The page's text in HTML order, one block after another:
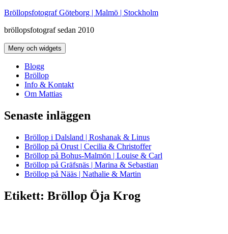
Hoppa
innehåll
Bröllopsfotograf Göteborg | Malmö | Stockholm
bröllopsfotograf sedan 2010
Meny och widgets
Blogg
Bröllop
Info & Kontakt
Om Mattias
Senaste inläggen
Bröllop i Dalsland | Roshanak & Linus
Bröllop på Orust | Cecilia & Christoffer
Bröllop på Bohus-Malmön | Louise & Carl
Bröllop på Gräfsnäs | Marina & Sebastian
Bröllop på Nääs | Nathalie & Martin
Etikett: Bröllop Öja Krog